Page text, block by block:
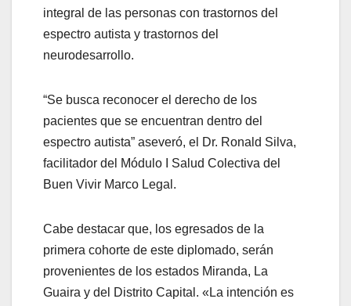
integral de las personas con trastornos del
espectro autista y trastornos del
neurodesarrollo.
“Se busca reconocer el derecho de los
pacientes que se encuentran dentro del
espectro autista” aseveró, el Dr. Ronald Silva,
facilitador del Módulo I Salud Colectiva del
Buen Vivir Marco Legal.
Cabe destacar que, los egresados de la
primera cohorte de este diplomado, serán
provenientes de los estados Miranda, La
Guaira y del Distrito Capital. «La intención es